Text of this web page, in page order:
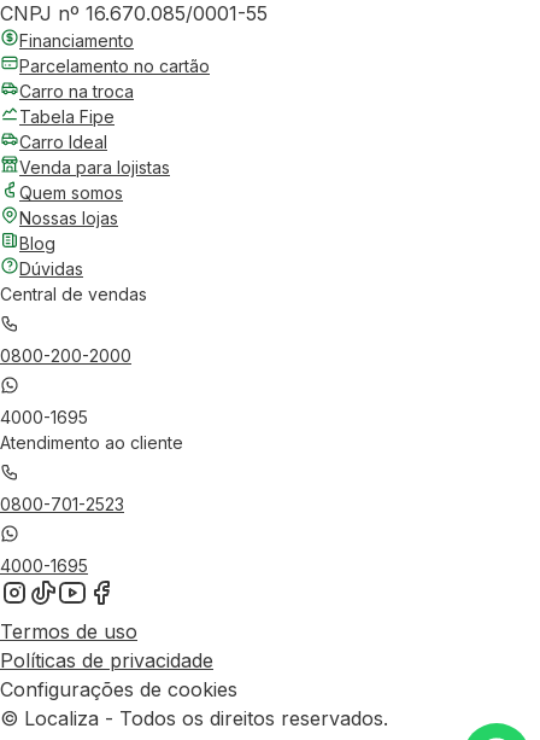
CNPJ nº 16.670.085/0001-55
Financiamento
Parcelamento no cartão
Carro na troca
Tabela Fipe
Carro Ideal
Venda para lojistas
Quem somos
Nossas lojas
Blog
Dúvidas
Central de vendas
0800-200-2000
4000-1695
Atendimento ao cliente
0800-701-2523
4000-1695
Termos de uso
Políticas de privacidade
Configurações de cookies
© Localiza - Todos os direitos reservados.